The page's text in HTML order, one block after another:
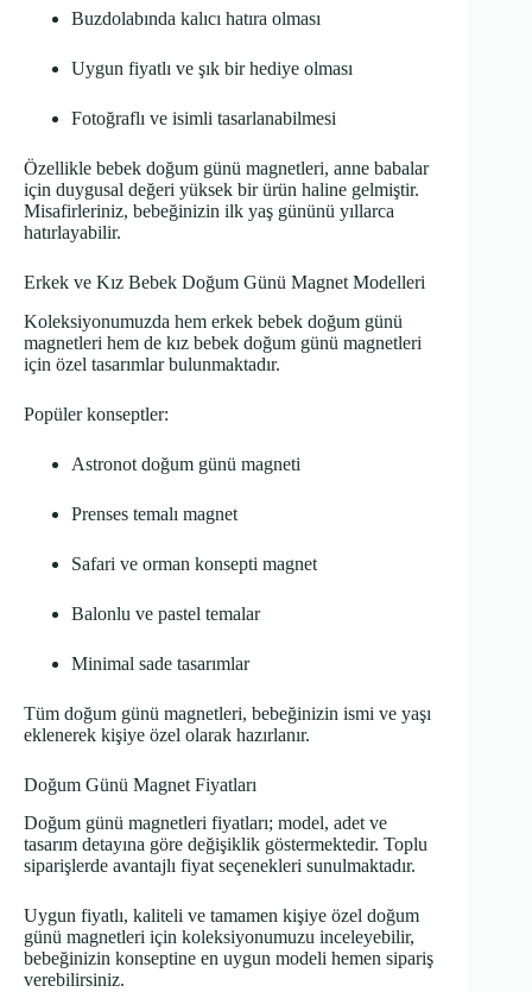
Buzdolabında kalıcı hatıra olması
Uygun fiyatlı ve şık bir hediye olması
Fotoğraflı ve isimli tasarlanabilmesi
Özellikle bebek doğum günü magnetleri, anne babalar
için duygusal değeri yüksek bir ürün haline gelmiştir.
Misafirleriniz, bebeğinizin ilk yaş gününü yıllarca
hatırlayabilir.
Erkek ve Kız Bebek Doğum Günü Magnet Modelleri
Koleksiyonumuzda hem erkek bebek doğum günü
magnetleri hem de kız bebek doğum günü magnetleri
için özel tasarımlar bulunmaktadır.
Popüler konseptler:
Astronot doğum günü magneti
Prenses temalı magnet
Safari ve orman konsepti magnet
Balonlu ve pastel temalar
Minimal sade tasarımlar
Tüm doğum günü magnetleri, bebeğinizin ismi ve yaşı
eklenerek kişiye özel olarak hazırlanır.
Doğum Günü Magnet Fiyatları
Doğum günü magnetleri fiyatları; model, adet ve
tasarım detayına göre değişiklik göstermektedir. Toplu
siparişlerde avantajlı fiyat seçenekleri sunulmaktadır.
Uygun fiyatlı, kaliteli ve tamamen kişiye özel doğum
günü magnetleri için koleksiyonumuzu inceleyebilir,
bebeğinizin konseptine en uygun modeli hemen sipariş
verebilirsiniz.